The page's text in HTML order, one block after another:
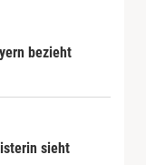
bezieht
sieht